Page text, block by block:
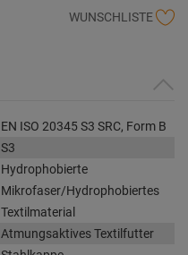
WUNSCHLISTE
EN ISO 20345 S3 SRC, Form B
S3
Hydrophobierte
Mikrofaser/Hydrophobiertes
Textilmaterial
Atmungsaktives Textilfutter